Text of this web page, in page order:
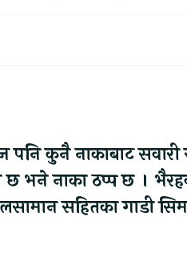
कुनै नाकाबाट
भने नाका ठप्प छ ।
सहितका गाडी